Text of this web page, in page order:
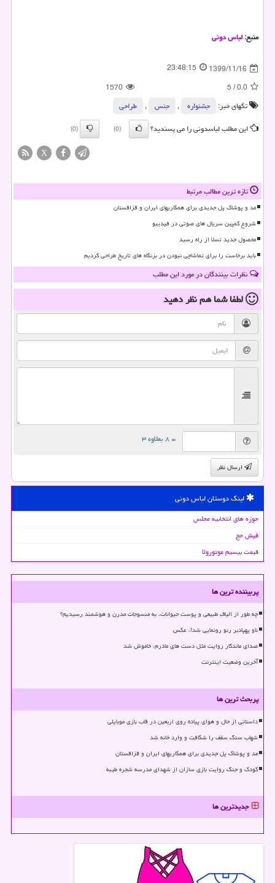
منبع:لباس دونی
1399/11/16
23:48:15
0.0
/
5
1570
تگهای خبر:
جشنواره , جنس ,
طراحی
این مطلب لباسدونی را می پسندید؟
(0)
(0)
X
تازه ترین مطالب مرتبط
مد و پوشاک پل جدیدی برای همکاریهای ایران و قزاقستان
شروع کمپین سریال های صوتی در فیدیبو
محصول جدید تسلا از راه رسید
باید برخاست را برای تماشاچی نبودن در بزنگاه های تاریخ طراحی کردیم
نظرات بینندگان در مورد این مطلب
لطفا شما همنظر دهید
= ۸ بعلاوه ۳
ارسال نظر
لینک دوستان لباس دونی
حوزه های انتخابیه مجلس
فیش حج
قیمت بیسیم موتورولا
پربیننده ترین ها
چه طور از الیاف طبیعی و پوست حیوانات، به منسوجات مدرن و هوشمند رسیدیم؟
ناو پهپادبر رنو رونمایی شد!، عکس
صدای ماندگار روایت مثل دست های مادرم، خاموش شد
آخرین وضعیت اینترنت
پربحث ترین ها
داستانی از حال و هوای پیاده روی اربعین در قاب بازی موبایلی
شهاب سنگ سقف را شکافت و وارد خانه شد
مد و پوشاک پل جدیدی برای همکاریهای ایران و قزاقستان
کودک و جنگ روایت بازی سازان از شهدای مدرسه شجره طیبه
جدیدترین ها